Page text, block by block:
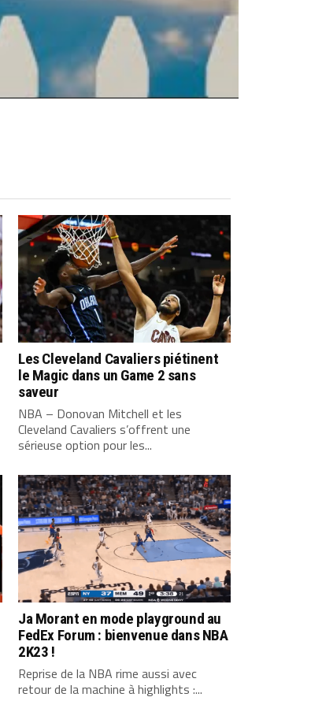
Les Cleveland Cavaliers piétinent
le Magic dans un Game 2 sans
saveur
NBA – Donovan Mitchell et les
Cleveland Cavaliers s’offrent une
sérieuse option pour les...
Ja Morant en mode playground au
FedEx Forum : bienvenue dans NBA
2K23 !
Reprise de la NBA rime aussi avec
retour de la machine à highlights :...